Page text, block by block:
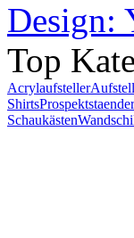
Design:
Top
Acrylaufsteller
ShirtsProspektstaender
Schaukästen